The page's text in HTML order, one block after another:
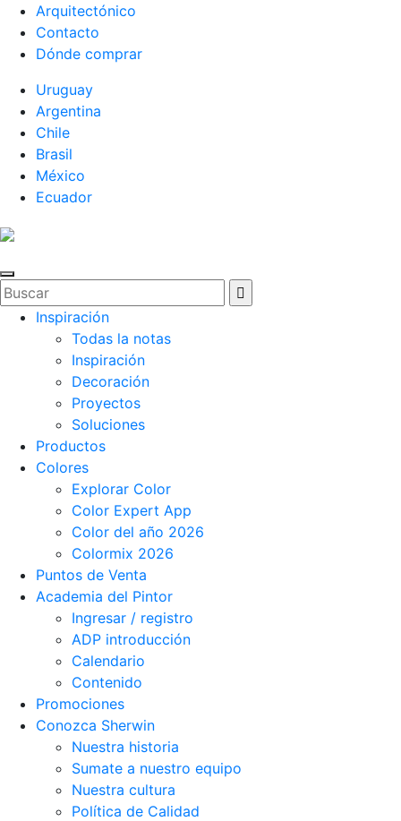
Arquitectónico
Contacto
Dónde comprar
Uruguay
Argentina
Chile
Brasil
México
Ecuador
Inspiración
Todas la notas
Inspiración
Decoración
Proyectos
Soluciones
Productos
Colores
Explorar Color
Color Expert App
Color del año 2026
Colormix 2026
Puntos de Venta
Academia del Pintor
Ingresar / registro
ADP introducción
Calendario
Contenido
Promociones
Conozca Sherwin
Nuestra historia
Sumate a nuestro equipo
Nuestra cultura
Política de Calidad